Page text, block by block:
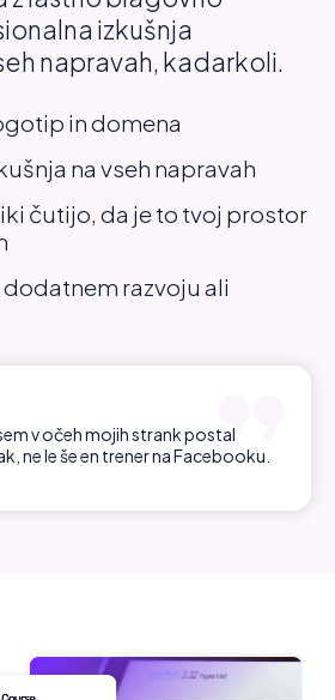
izkušnja
napravah, kadarkoli.
in domena
na vseh napravah
čutijo, da je to tvoj prostor
razvoju ali
v očeh mojih strank postal
ne le še en trener na Facebooku.